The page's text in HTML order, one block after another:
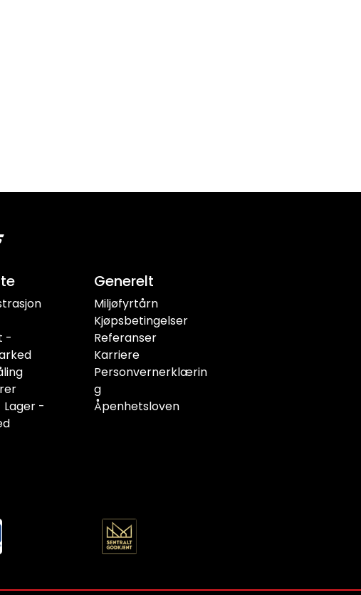
-
-
Generelt
Miljøfyrtårn
Kjøpsbetingelser
Referanser
Karriere
Personvernerklærin
g
Åpenhetsloven